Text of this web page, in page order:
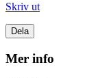
Skriv ut
Dela
Mer info